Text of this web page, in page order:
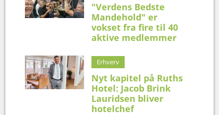
"Verdens Bedste
Mandehold" er
vokset fra fire til 40
aktive medlemmer
Erhverv
Nyt kapitel på Ruths
Hotel: Jacob Brink
Lauridsen bliver
hotelchef